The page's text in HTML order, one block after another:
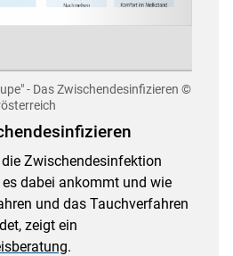
- Das Zwischendesinfizieren ©
Zwischendesinfektion
dabei ankommt und wie
und das Tauchverfahren
zeigt ein
.